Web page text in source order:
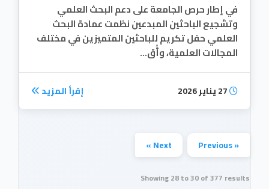
في إطار حرص الجامعة على دعم البحث العلمي
وتشجيع الباحثين المبدعين نظمت عمادة البحث
العلمي حفل تكريم للباحثين المتميزين في مختلف
المجالات العلمية، وأُق...
إقرأ المزيد
« Previous
Next »
Showing28to30of377 results